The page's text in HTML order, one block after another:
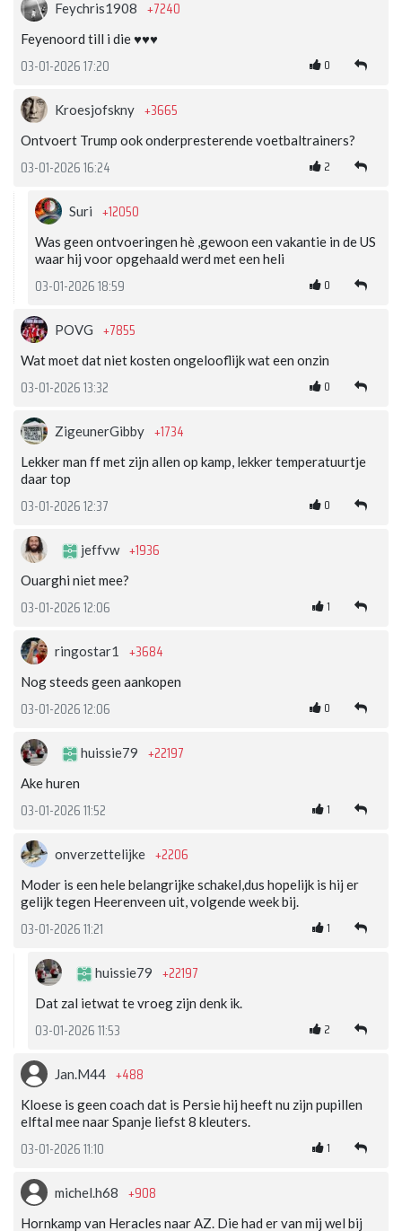
Feychris1908 +7240
Feyenoord till i die ♥️♥️♥️
03-01-2026 17:20 0
Kroesjofskny +3665
Ontvoert Trump ook onderpresterende voetbaltrainers?
03-01-2026 16:24 2
Suri +12050
Was geen ontvoeringen hè ,gewoon een vakantie in de US
waar hij voor opgehaald werd met een heli
03-01-2026 18:59 0
POVG +7855
Wat moet dat niet kosten ongelooflijk wat een onzin
03-01-2026 13:32 0
ZigeunerGibby +1734
Lekker man ff met zijn allen op kamp, lekker temperatuurtje
daar top
03-01-2026 12:37 0
jeffvw +1936
Ouarghi niet mee?
03-01-2026 12:06 1
ringostar1 +3684
Nog steeds geen aankopen
03-01-2026 12:06 0
huissie79 +22197
Ake huren
03-01-2026 11:52 1
onverzettelijke +2206
Moder is een hele belangrijke schakel,dus hopelijk is hij er
gelijk tegen Heerenveen uit, volgende week bij.
03-01-2026 11:21 1
huissie79 +22197
Dat zal ietwat te vroeg zijn denk ik.
03-01-2026 11:53 2
Jan.M44 +488
Kloese is geen coach dat is Persie hij heeft nu zijn pupillen
elftal mee naar Spanje liefst 8 kleuters.
03-01-2026 11:10 1
michel.h68 +908
Hornkamp van Heracles naar AZ. Die had er van mij wel bij